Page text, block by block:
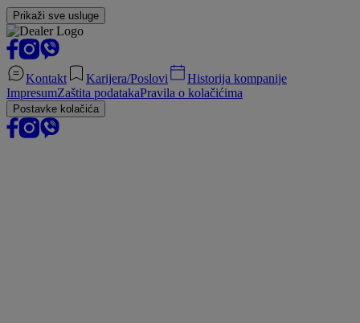
Prikaži sve usluge
Kontakt Karijera/Poslovi
Historija kompanije
ImpresumZaštita podatakaPravila o kolačićima
Postavke kolačića